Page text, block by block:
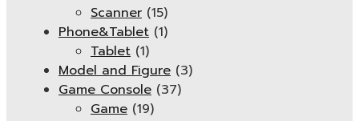
Scanner (15)
Phone&Tablet (1)
Tablet (1)
Model and Figure (3)
Game Console (37)
Game (19)